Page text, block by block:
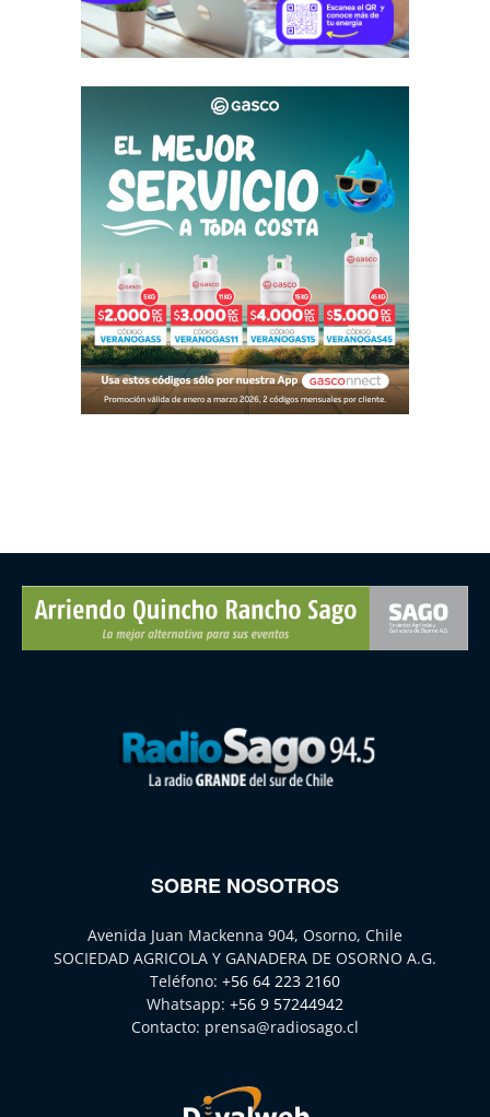
SOBRE NOSOTROS
Avenida Juan Mackenna 904, Osorno, Chile
SOCIEDAD AGRICOLA Y GANADERA DE OSORNO A.G.
Teléfono: +56 64 223 2160
Whatsapp: +56 9 57244942
Contacto: prensa@radiosago.cl